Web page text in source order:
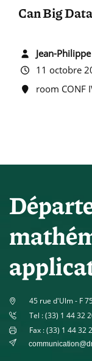
Can Big
Jean-
11 octobre
room CONF
45 rue d'Ulm - F
Tel : (33) 1 44 32
Fax : (33) 1 44 32